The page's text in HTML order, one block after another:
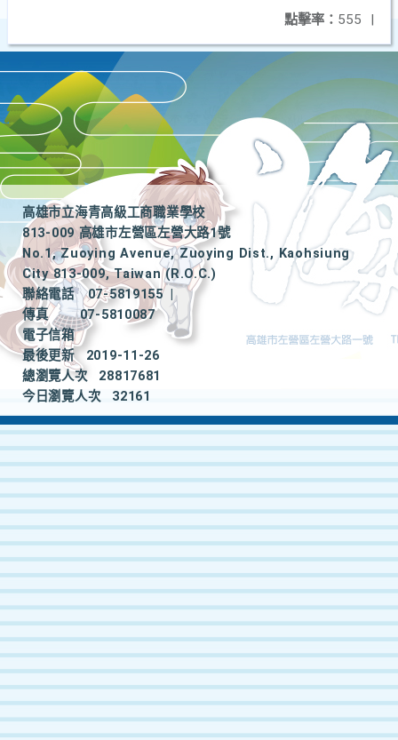
點擊率： 555 |
高雄市立海青高級工商職業學校
813-009 高雄市左營區左營大路1號
No.1, Zuoying Avenue, Zuoying Dist., Kaohsiung
City 813-009, Taiwan (R.O.C.)
聯絡電話
07-5819155
|
傳真
07-5810087
電子信箱
最後更新
2019-11-26
總瀏覽人次
28817681
今日瀏覽人次
32161